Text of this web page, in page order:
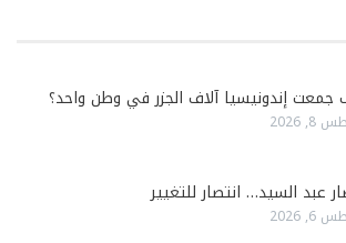
جمعت إندونيسيا آلاف الجزر في وطن واحد؟
2026
عبد السيد… انتصار للتغيير
2026